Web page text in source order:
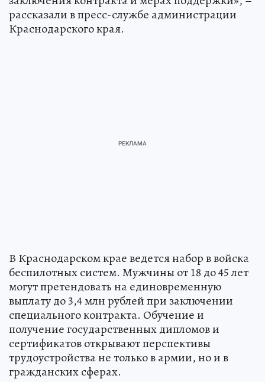
рассказали в пресс-службе администрации
Краснодарского края.
В Краснодарском крае ведется набор в войска
беспилотных систем. Мужчины от 18 до 45 лет
могут претендовать на единовременную
выплату до 3,4 млн рублей при заключении
специального контракта. Обучение и
получение государственных дипломов и
сертификатов открывают перспективы
трудоустройства не только в армии, но и в
гражданских сферах.